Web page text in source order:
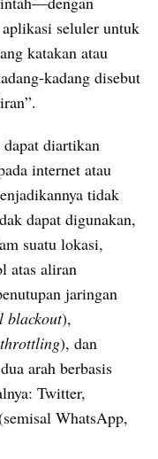
seluler untuk
katakan atau
kadang disebut
dapat diartikan
internet atau
tidak
dapat digunakan,
suatu lokasi,
atas aliran
jaringan
blackout),
), dan
arah berbasis
Twitter,
WhatsApp,